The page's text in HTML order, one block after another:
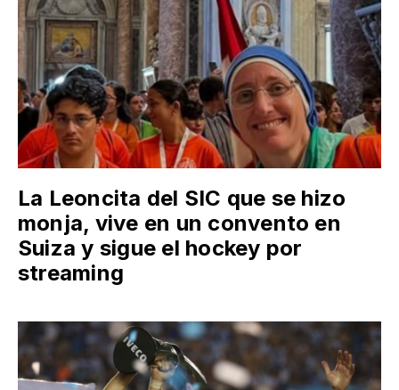
La Leoncita del SIC que se hizo
monja, vive en un convento en
Suiza y sigue el hockey por
streaming